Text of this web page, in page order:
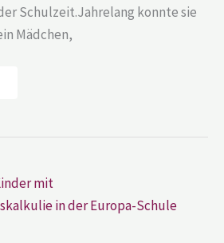
Schulzeit.Jahrelang konnte sie
Mädchen,